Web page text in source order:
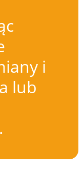
i
lub